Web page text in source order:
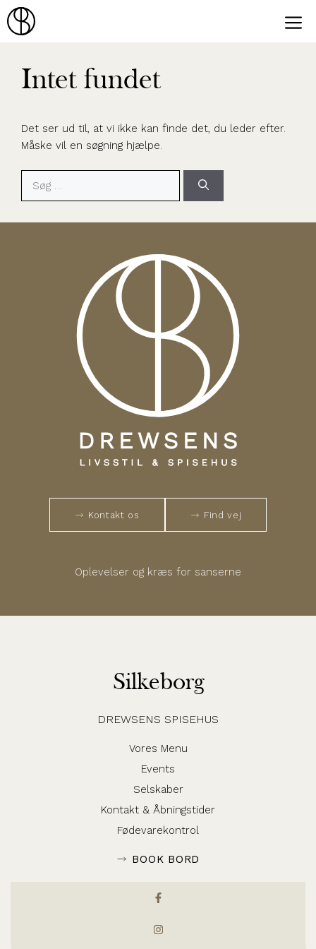
Hop
til
Intet fundet
Det ser ud til, at vi ikke kan finde det, du leder efter.
Måske vil en søgning hjælpe.
efter:
Silkeborg
DREWSENS SPISEHUS
Vores Menu
Events
Selskaber
Kontakt & Åbningstider
Fødevarekontrol
BOOK BORD
Kontakt os Find vej
Oplevelser og kræs for sanserne